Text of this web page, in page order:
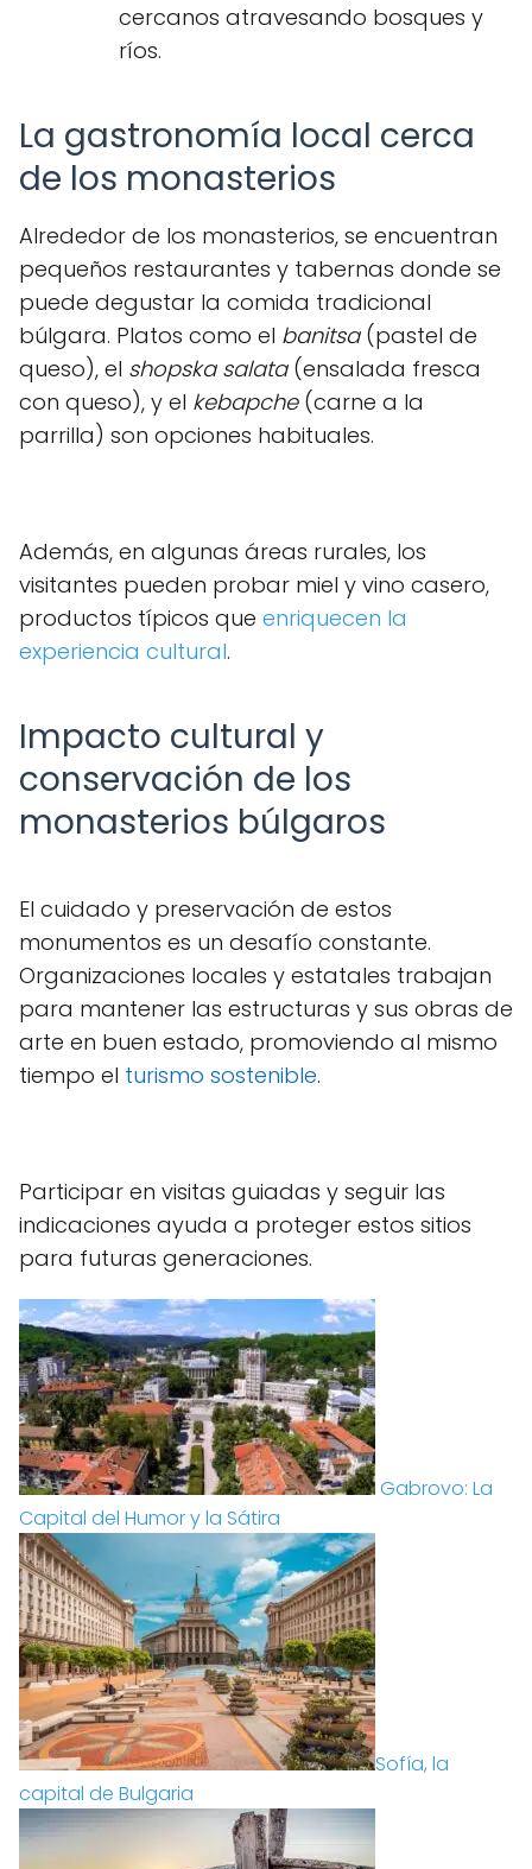
cercanos atravesando bosques y
ríos.
La gastronomía local cerca
de los monasterios
Alrededor de los monasterios, se encuentran
pequeños restaurantes y tabernas donde se
puede degustar la comida tradicional
búlgara. Platos como el banitsa(pastel de
queso), el shopska salata(ensalada fresca
con queso), y el kebapche(carne a la
parrilla) son opciones habituales.
Además, en algunas áreas rurales, los
visitantes pueden probar miel y vino casero,
productos típicos que enriquecen la
experiencia cultural.
Impacto cultural y
conservación de los
monasterios búlgaros
El cuidado y preservación de estos
monumentos es un desafío constante.
Organizaciones locales y estatales trabajan
para mantener las estructuras y sus obras de
arte en buen estado, promoviendo al mismo
tiempo el turismo sostenible.
Participar en visitas guiadas y seguir las
indicaciones ayuda a proteger estos sitios
para futuras generaciones.
Gabrovo: La
Capital del Humor y la Sátira
Sofía, la
capital de Bulgaria